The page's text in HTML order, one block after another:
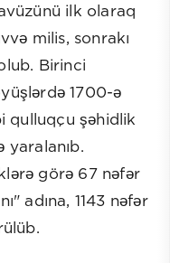
ilk olaraq
milis, sonrakı
Birinci
1700-ə
qulluqçu şəhidlik
yaralanıb.
görə 67 nəfər
adına, 1143 nəfər